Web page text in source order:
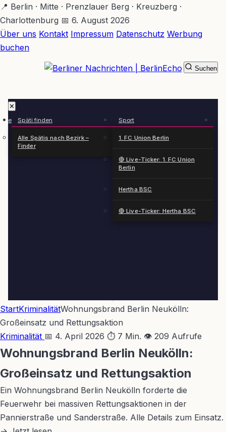
Zum
Hauptinhalt
springen
📍 Berlin · Mitte · Prenzlauer Berg · Kreuzberg ·
Charlottenburg 📅 6. August 2026
Über uns Kontakt Impressum Datenschutz Werbung
buchen
✕
Späti finden
Alle Spätis nach Bezirk –
Finder
Sport
1. FC Union Berlin
🔴 Live-Ticker: 1. FC Union
Berlin
Hertha BSC
🔴 Live-Ticker: Hertha BSC
Suchen
StartKriminalitätWohnungsbrand Berlin Neukölln:
Großeinsatz und Rettungsaktion
Kriminalität 📅 4. April 2026 ⏱ 7 Min. 👁 209 Aufrufe
Wohnungsbrand Berlin Neukölln:
Großeinsatz und Rettungsaktion
Ein Wohnungsbrand Berlin Neukölln forderte die
Feuerwehr bei massiven Rettungsaktionen in der
Pannierstraße und Sanderstraße. Alle Details zum Einsatz.